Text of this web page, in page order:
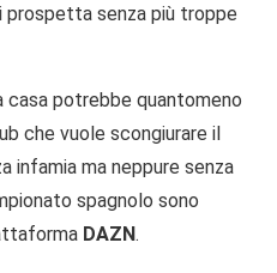
prospetta senza più troppe
casa potrebbe quantomeno
che vuole scongiurare il
infamia ma neppure senza
spagnolo sono
DAZN.